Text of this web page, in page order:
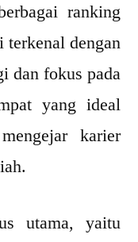
ranking
dengan
dan fokus pada
yang ideal
karier
utama, yaitu